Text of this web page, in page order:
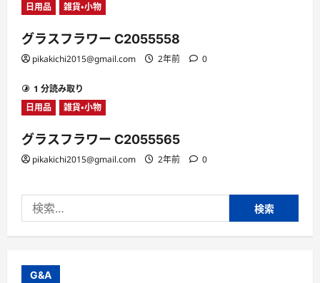
日用品
雑貨・小物
グラスフラワー C2055558
pikakichi2015@gmail.com 2年前 0
1 分読み取り
日用品
雑貨・小物
グラスフラワー C2055565
pikakichi2015@gmail.com 2年前 0
索:
G&A